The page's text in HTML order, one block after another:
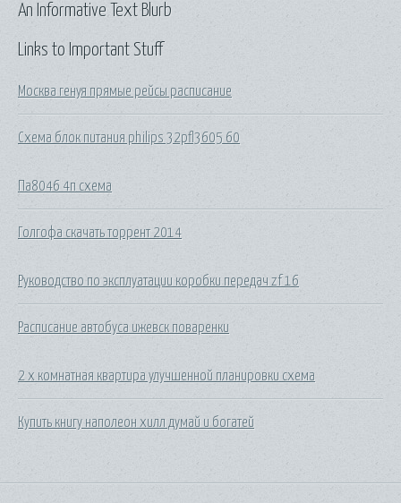
Links to Important Stuff
Москва генуя прямые рейсы расписание
Схема блок питания philips 32pfl3605 60
Па8046 4п схема
Голгофа скачать торрент 2014
Руководство по эксплуатации коробки передач zf 16
Расписание автобуса ижевск поваренки
2 х комнатная квартира улучшенной планировки схема
Купить книгу наполеон хилл думай и богатей
An Informative Text Blurb